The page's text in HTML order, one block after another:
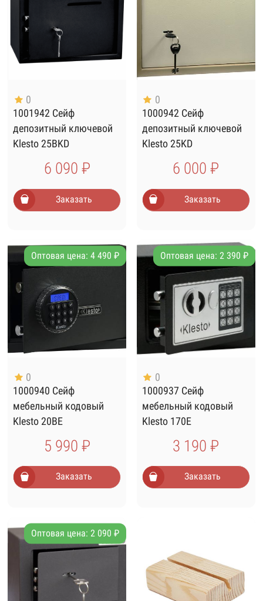
0
1001942 Сейф
депозитный ключевой
Klesto 25BKD
6 090 ₽
Заказать
0
1000942 Сейф
депозитный ключевой
Klesto 25KD
6 000 ₽
Заказать
Оптовая цена: 4 490 ₽
0
1000940 Сейф
мебельный кодовый
Klesto 20BE
5 990 ₽
Заказать
Оптовая цена: 2 390 ₽
0
1000937 Сейф
мебельный кодовый
Klesto 170E
3 190 ₽
Заказать
Оптовая цена: 2 090 ₽